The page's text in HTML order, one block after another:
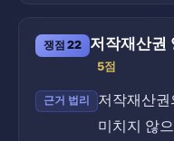
쟁점 22 저작재산권
5점
근거 법리
저작재산
미치지 않